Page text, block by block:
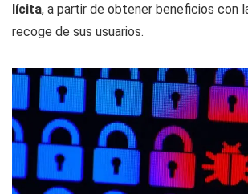
lícita, a partir de obtener beneficios con
recoge de sus usuarios.